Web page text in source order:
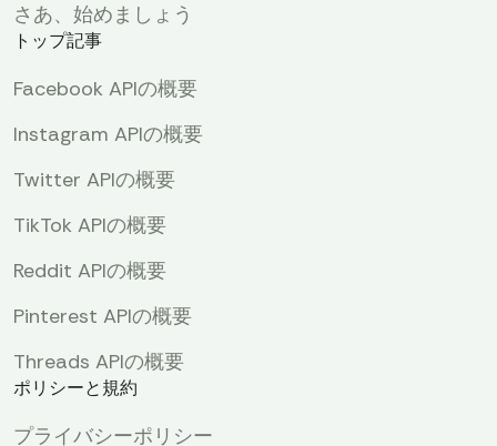
さあ、始めましょう
トップ記事
Facebook APIの概要
Instagram APIの概要
Twitter APIの概要
TikTok APIの概要
Reddit APIの概要
Pinterest APIの概要
Threads APIの概要
ポリシーと規約
プライバシーポリシー